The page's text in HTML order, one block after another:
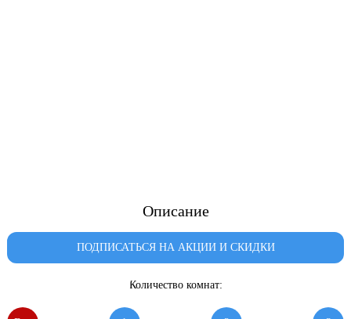
Описание
ПОДПИСАТЬСЯ НА АКЦИИ И СКИДКИ
Количество комнат: